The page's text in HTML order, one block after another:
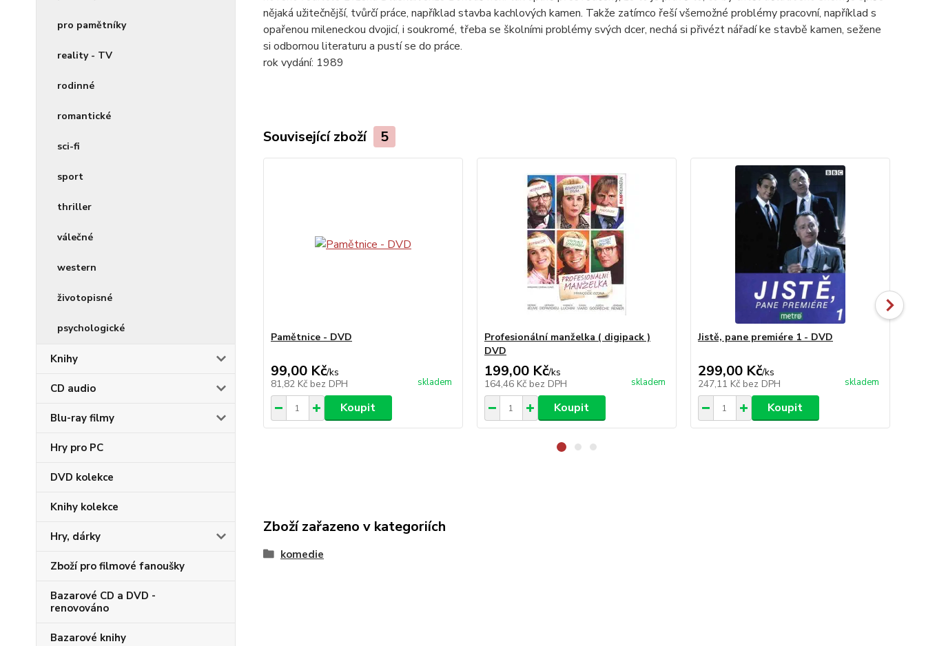
pro pamětníky
reality - TV
rodinné
romantické
sci-fi
sport
thriller
válečné
western
životopisné
psychologické
Knihy
CD audio
Blu-ray filmy
Hry pro PC
DVD kolekce
Knihy kolekce
Hry, dárky
Zboží pro filmové fanoušky
Bazarové CD a DVD -
renovováno
Bazarové knihy
nějaká užitečnější, tvůrčí práce, například stavba kachlových kamen. Takže zatímco řeší všemožné problémy pracovní, například s
opařenou mileneckou dvojicí, i soukromé, třeba se školními problémy svých dcer, nechá si přivézt nářadí ke stavbě kamen, sežene
si odbornou literaturu a pustí se do práce.
rok vydání: 1989
Související zboží 5
Pamětnice - DVD
99,00 Kč/ks
81,82 Kč bez DPH skladem
Koupit
Profesionální manželka ( digipack )
DVD
199,00 Kč/ks
164,46 Kč bez DPH skladem
Koupit
Jistě, pane premiére 1 - DVD
299,00 Kč/ks
247,11 Kč bez DPH skladem
Koupit
Zboží zařazeno v kategoriích
komedie